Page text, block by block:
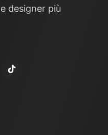
designer più